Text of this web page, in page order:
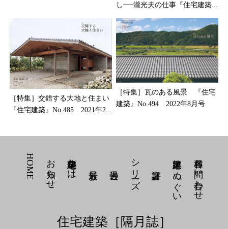
し──瀧光夫の仕事『住宅建築...
［特集］交錯する大地と住まい
『住宅建築』No.485 2021年2...
［特集］瓦のある風景 『住宅
建築』No.494 2022年8月号
各種お問い合わせ
建築家 てぬぐい
シリーズ
住宅建築とは
お知らせ
HOME
住宅建築［隔月誌］